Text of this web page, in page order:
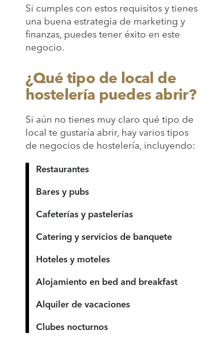
Si cumples con estos requisitos y tienes
una buena estrategia de marketing y
finanzas, puedes tener éxito en este
negocio.
¿Qué tipo de local de
hostelería puedes abrir?
Si aún no tienes muy claro qué tipo de
local te gustaría abrir, hay varios tipos
de negocios de hostelería, incluyendo:
Restaurantes
Bares y pubs
Cafeterías y pastelerías
Catering y servicios de banquete
Hoteles y moteles
Alojamiento en bed and breakfast
Alquiler de vacaciones
Clubes nocturnos